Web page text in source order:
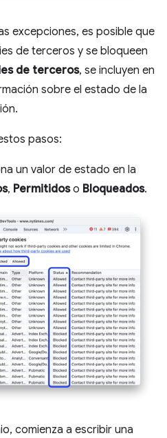
excepciones, es posible que
de terceros y se bloqueen
de terceros, se incluyen en
sobre el estado de la
pasos:
un valor de estado en la
, Permitidoso Bloqueados.
comienza a escribir una